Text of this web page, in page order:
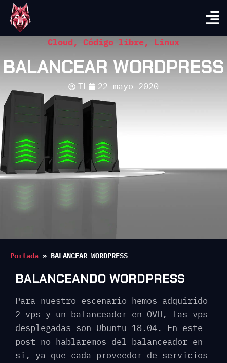
Cloud, Código libre, Linux
BALANCEAR WORDPRESS
TL 22 mayo 2020
Portada » BALANCEAR WORDPRESS
BALANCEANDO WORDPRESS
Para nuestro escenario hemos adquirido
2 vps y un balanceador en OVH, las vps
desplegadas son Ubuntu 18.04. En este
post no hablaremos del balanceador en
si, ya que cada proveedor de servicios